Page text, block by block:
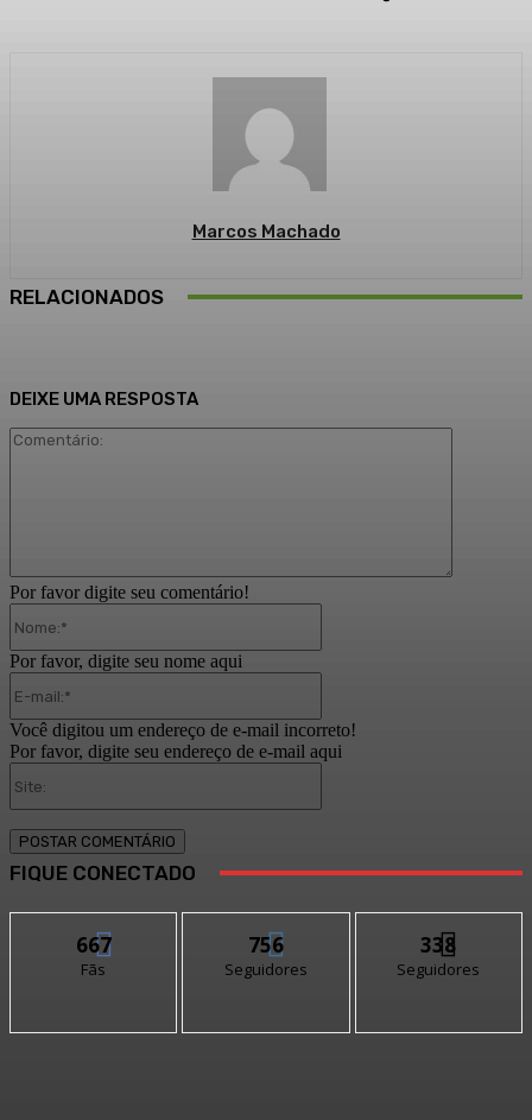
Marcos Machado
RELACIONADOS
DEIXE UMA RESPOSTA
Por favor digite seu comentário!
Por favor, digite seu nome aqui
Você digitou um endereço de e-mail incorreto!
Por favor, digite seu endereço de e-mail aqui
FIQUE CONECTADO
667
Fãs
756
Seguidores
338
Seguidores